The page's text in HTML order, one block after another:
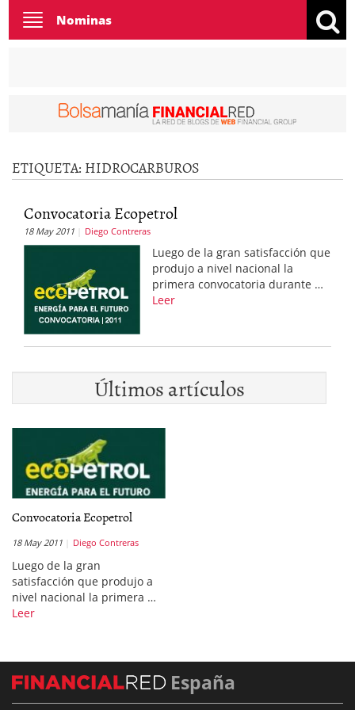
Toggle
navigation
Nominas
ETIQUETA: HIDROCARBUROS
Convocatoria Ecopetrol
18 May 2011 Diego Contreras
Luego de la gran satisfacción que
produjo a nivel nacional la
primera convocatoria durante …
Leer
Últimos artículos
Convocatoria Ecopetrol
18 May 2011 Diego Contreras
Luego de la gran
satisfacción que produjo a
nivel nacional la primera …
Leer
España